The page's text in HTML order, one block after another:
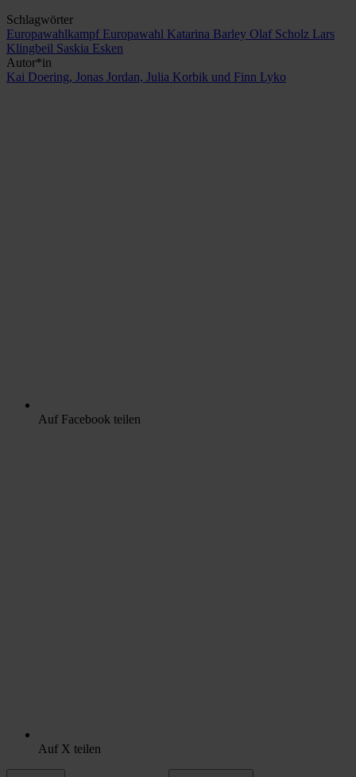
Schlagwörter
Europawahlkampf Europawahl Katarina Barley Olaf Scholz Lars
Klingbeil Saskia Esken
Autor*in
Kai Doering, Jonas Jordan, Julia Korbik und Finn Lyko
Auf Facebook teilen
Auf X teilen